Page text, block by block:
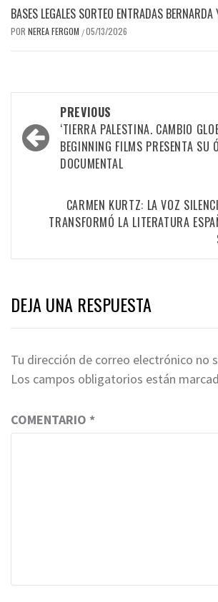
BASES LEGALES SORTEO ENTRADAS
POR NEREA FERGOM /05/13/2026
navigation
PREVIOUS
‘TIERRA PALESTINA. CAMBIO
BEGINNING FILMS PRESENTA SU
DOCUMENTAL
CARMEN KURTZ: LA VOZ
TRANSFORMÓ LA LITERATURA
DEJA UNA RESPUESTA
Tu dirección de correo electrónico no
Los campos obligatorios están
COMENTARIO *